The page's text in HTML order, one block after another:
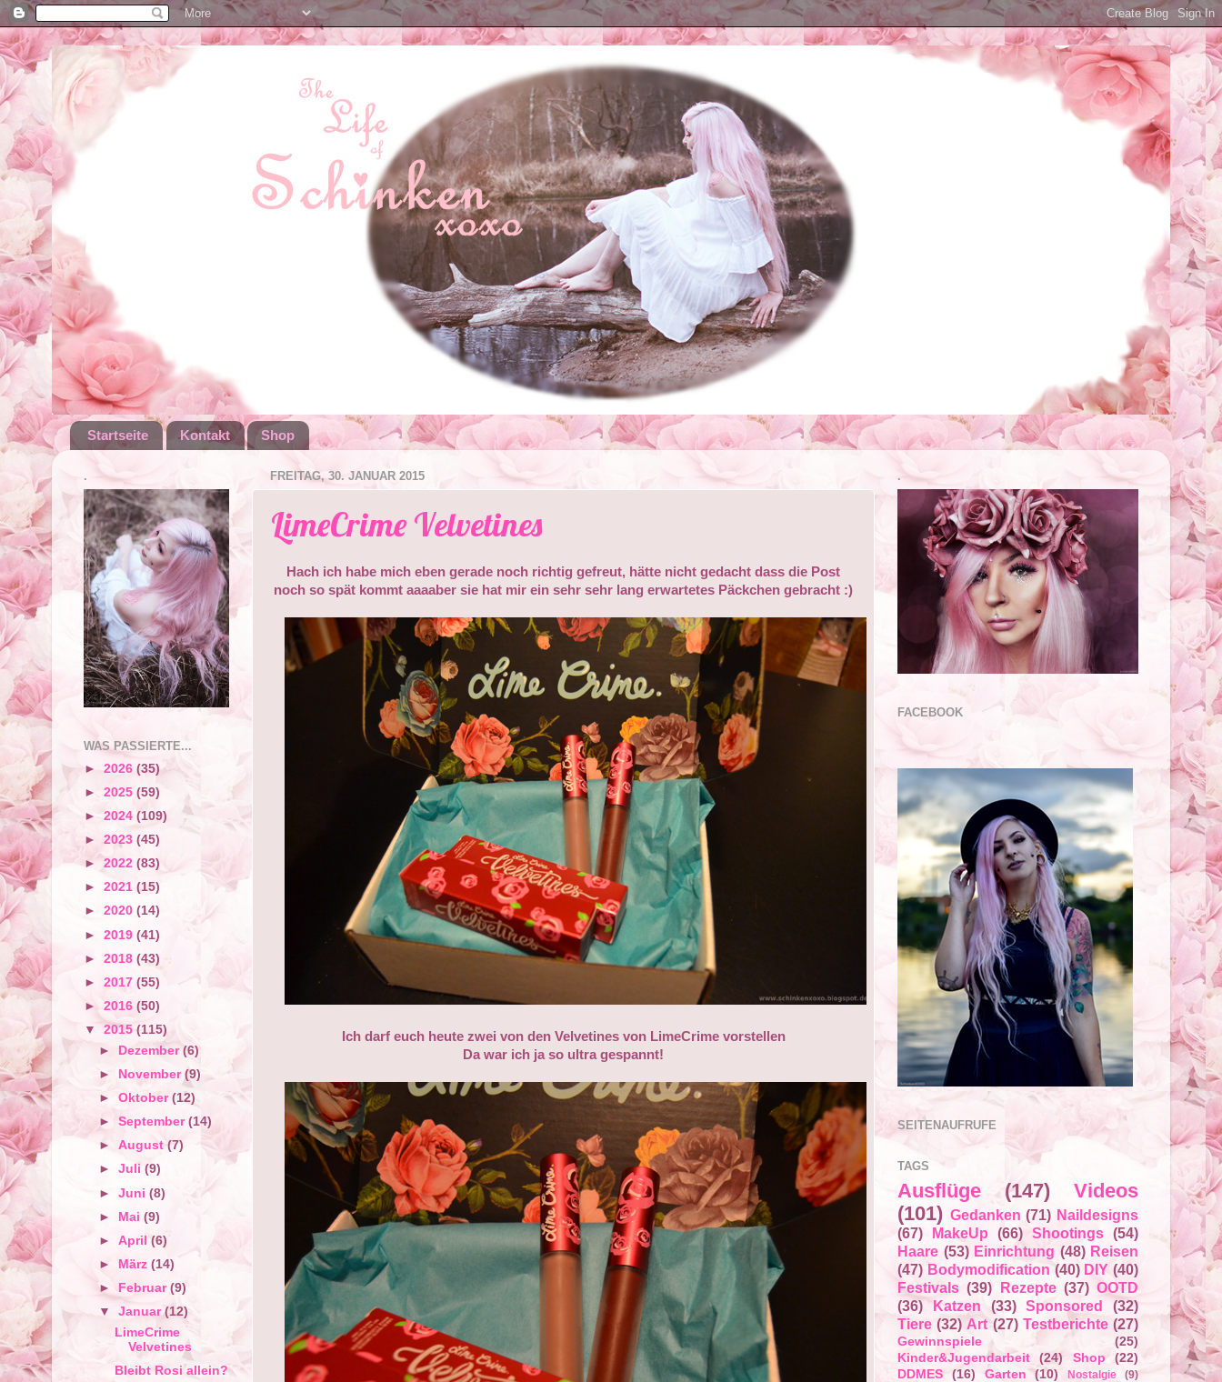
Startseite Kontakt Shop
FREITAG, 30. JANUAR 2015
LimeCrime Velvetines
Hach ich habe mich eben gerade noch richtig gefreut, hätte nicht gedacht dass die Post
noch so spät kommt aaaaber sie hat mir ein sehr sehr lang erwartetes Päckchen gebracht :)
Ich darf euch heute zwei von den Velvetines von LimeCrime vorstellen
Da war ich ja so ultra gespannt!
.
WAS PASSIERTE...
► 2026 (35)
► 2025 (59)
► 2024 (109)
► 2023 (45)
► 2022 (83)
► 2021 (15)
► 2020 (14)
► 2019 (41)
► 2018 (43)
► 2017 (55)
► 2016 (50)
▼ 2015 (115)
►
Dezember(6)
►
November(9)
►Oktober(12)
►September(14)
►August(7)
►Juli(9)
►Juni(8)
► Mai(9)
► April(6)
►
März(14)
►
Februar(9)
▼Januar(12)
LimeCrime
Velvetines
Bleibt Rosi allein?
.
FACEBOOK
SEITENAUFRUFE
TAGS
Ausflüge (147)
Videos
(101) Gedanken (71) Naildesigns
(67)
MakeUp (66) Shootings (54)
Haare (53) Einrichtung (48) Reisen
(47) Bodymodification (40) DIY (40)
Festivals (39) Rezepte (37) OOTD
(36)
Katzen (33) Sponsored
(32)
Tiere (32) Art (27) Testberichte (27)
Gewinnspiele
(25)
Kinder&Jugendarbeit
(24) Shop
(22)
DDMES
(16) Garten (10) Nostalgie
(9)